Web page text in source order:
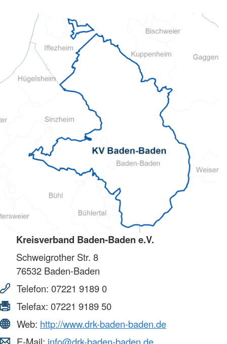
Kreisverband Baden-Baden e.V.
Schweigrother Str. 8
76532 Baden-Baden
Telefon: 07221 9189 0
Telefax: 07221 9189 50
Web: http://www.drk-baden-baden.de